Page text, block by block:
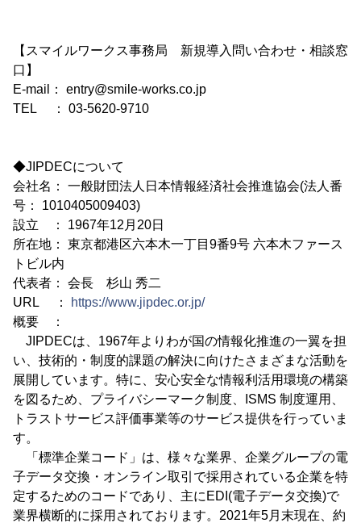
【スマイルワークス事務局 新規導入問い合わせ・相談窓
口】
E-mail： entry@smile-works.co.jp
TEL ： 03-5620-9710
◆JIPDECについて
会社名： 一般財団法人日本情報経済社会推進協会(法人番
号： 1010405009403)
設立 ： 1967年12月20日
所在地： 東京都港区六本木一丁目9番9号 六本木ファース
トビル内
代表者： 会長 杉山 秀二
URL ：
https://www.jipdec.or.jp/
概要 ：
JIPDECは、1967年よりわが国の情報化推進の一翼を担
い、技術的・制度的課題の解決に向けたさまざまな活動を
展開しています。特に、安心安全な情報利活用環境の構築
を図るため、プライバシーマーク制度、ISMS 制度運用、
トラストサービス評価事業等のサービス提供を行っていま
す。
「標準企業コード」は、様々な業界、企業グループの電
子データ交換・オンライン取引で採用されている企業を特
定するためのコードであり、主にEDI(電子データ交換)で
業界横断的に採用されております。2021年5月末現在、約